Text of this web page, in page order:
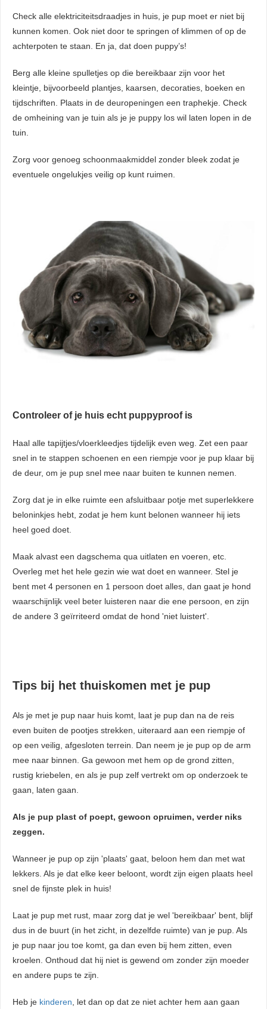
Check alle elektriciteitsdraadjes in huis, je pup moet er niet bij
kunnen komen. Ook niet door te springen of klimmen of op de
achterpoten te staan. En ja, dat doen puppy’s!
Berg alle kleine spulletjes op die bereikbaar zijn voor het
kleintje, bijvoorbeeld plantjes, kaarsen, decoraties, boeken en
tijdschriften. Plaats in de deuropeningen een traphekje. Check
de omheining van je tuin als je je puppy los wil laten lopen in de
tuin.
Zorg voor genoeg schoonmaakmiddel zonder bleek zodat je
eventuele ongelukjes veilig op kunt ruimen.
Controleer of je huis echt puppyproof is
Haal alle tapijtjes/vloerkleedjes tijdelijk even weg. Zet een paar
snel in te stappen schoenen en een riempje voor je pup klaar bij
de deur, om je pup snel mee naar buiten te kunnen nemen.
Zorg dat je in elke ruimte een afsluitbaar potje met superlekkere
beloninkjes hebt, zodat je hem kunt belonen wanneer hij iets
heel goed doet.
Maak alvast een dagschema qua uitlaten en voeren, etc.
Overleg met het hele gezin wie wat doet en wanneer. Stel je
bent met 4 personen en 1 persoon doet alles, dan gaat je hond
waarschijnlijk veel beter luisteren naar die ene persoon, en zijn
de andere 3 geïrriteerd omdat de hond 'niet luistert'.
Tips bij het thuiskomen met je pup
Als je met je pup naar huis komt, laat je pup dan na de reis
even buiten de pootjes strekken, uiteraard aan een riempje of
op een veilig, afgesloten terrein. Dan neem je je pup op de arm
mee naar binnen. Ga gewoon met hem op de grond zitten,
rustig kriebelen, en als je pup zelf vertrekt om op onderzoek te
gaan, laten gaan.
Als je pup plast of poept, gewoon opruimen, verder niks
zeggen.
Wanneer je pup op zijn 'plaats' gaat, beloon hem dan met wat
lekkers. Als je dat elke keer beloont, wordt zijn eigen plaats heel
snel de fijnste plek in huis!
Laat je pup met rust, maar zorg dat je wel 'bereikbaar' bent, blijf
dus in de buurt (in het zicht, in dezelfde ruimte) van je pup. Als
je pup naar jou toe komt, ga dan even bij hem zitten, even
kroelen. Onthoud dat hij niet is gewend om zonder zijn moeder
en andere pups te zijn.
Heb je kinderen, let dan op dat ze niet achter hem aan gaan